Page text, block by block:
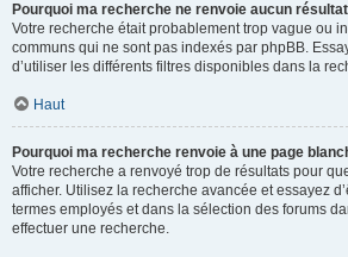
Pourquoi ma recherche ne renvoie aucun
Votre recherche était probablement trop vague ou
communs qui ne sont pas indexés par phpBB.
d’utiliser les différents filtres disponibles dans la
Haut
Pourquoi ma recherche renvoie à une page
Votre recherche a renvoyé trop de résultats pour
afficher. Utilisez la recherche avancée et essayez
termes employés et dans la sélection des forums
effectuer une recherche.